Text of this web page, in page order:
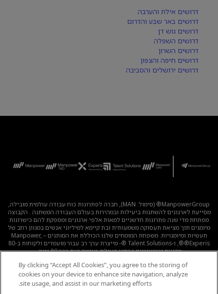
דרושים אילת והערבה
דרושים באר שבע והדרום
דרושים גוש דן
דרושים השפלה
דרושים השרון
דרושים חיפה והצפון
דרושים ירושלים והסביבה
ManpowerGroup® (סימול: MAN), חברה לפתרונות כוח עבודה עולמית מובילה,
מסייעת לארגונים להשתנות ביעילות ובמהירות בעולם העבודה המשתנה . הקבוצה
מפתחת מדי שנה פתרונות חדשניים למאות אלפי ארגונים ומספקת להם כישרונות
מיומנים תוך מציאת תעסוקה משמעותית ובת קיימא למיליוני אנשים במגוון רחב של
תעשיות ומיומנויות. משפחת המומחים שלנו הכוללת את המותגים – Manpower,
®Experis®, ו-Talent Solutions ®- מייצרת ערך רב עבור מועמדים ולקוחות ב-80
מדינות וטריטוריות ברחבי העולם, ועושה זאת כבר 80 שנה.
לכל המשרות | מדיניות הפרטיות | תנאי השימוש | נגישות
קוד אתי
|
By clicking “Accept All Cookies”, you agree to the storing of
cookies on your device to enhance site navigation, analyze
site usage, and assist in our marketing efforts.